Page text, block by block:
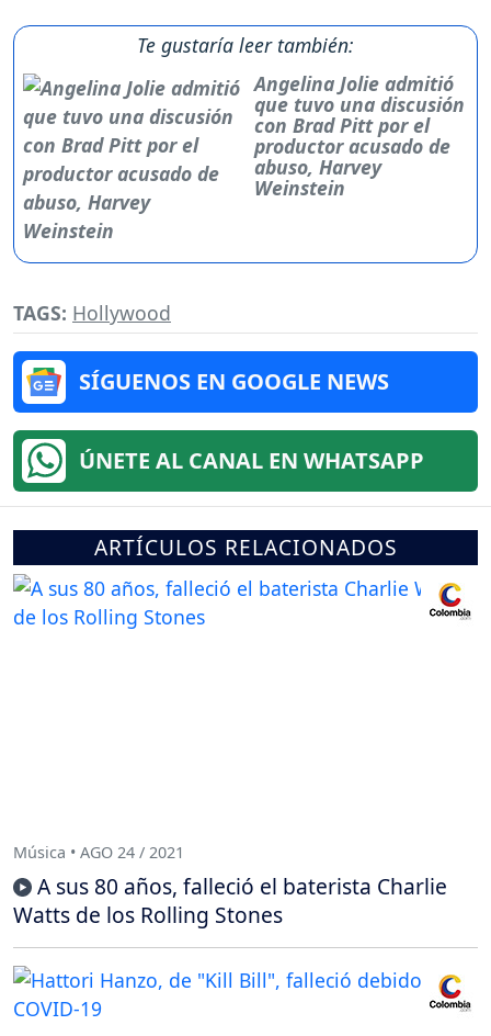
Te gustaría leer también:
Angelina Jolie admitió
que tuvo una discusión
con Brad Pitt por el
productor acusado de
abuso, Harvey
Weinstein
TAGS: Hollywood
SÍGUENOS EN GOOGLE NEWS
ÚNETE AL CANAL EN WHATSAPP
ARTÍCULOS RELACIONADOS
Música • AGO 24 / 2021
A sus 80 años, falleció el baterista Charlie
Watts de los Rolling Stones